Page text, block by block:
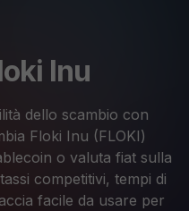
Inu
dello scambio con
Floki Inu (FLOKI)
o valuta fiat sulla
competitivi, tempi di
facile da usare per